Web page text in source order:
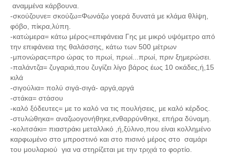
αναμμένα κάρβουνα.
-σκούζουνε= σκούζω=Φωνάζω γοερά δυνατά με κλάμα θλίψη,
φόβο, πίκρα,λύπη.
-κατώμερα= κάτω μέρος=επιφάνεια Γης με μικρό υψόμετρο από
την επιφάνεια της θαλάσσης, κάτω των 500 μέτρων
-μπονώρας=προ ώρας το πρωί, πρωί...πρωί, πριν ξημερώσει.
-παλάντζα= ζυγαριά,που ζυγίζει λίγο βάρος έως 10 οκάδες,ή,15
κιλά
-σιγούλια= πολύ σιγά-σιγά- αργά,αργά
-στάκα= στάσου
-καλό ξόδευτες= με το καλό να τις πουλήσεις, με καλό κέρδος.
-στυλώθηκα= αναζωογονήθηκε,ενθαρρύνθηκε, επήρα δύναμη.
-κολιτσάκι= πιαστράκι μεταλλικό ,ή,ξύλινο,που είναι κολλημένο
καρφωμένο στο μπροστινό και στο πισινό μέρος στο σαμάρι
του μουλαριού για να στηρίζεται με την τριχιά το φορτίο.